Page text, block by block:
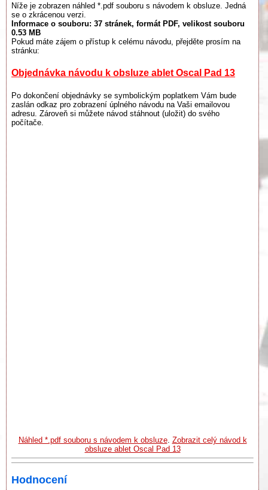
Níže je zobrazen náhled *.pdf souboru s návodem k obsluze. Jedná
se o zkrácenou verzi.
Informace o souboru: 37 stránek, formát PDF, velikost souboru
0.53 MB
Pokud máte zájem o přístup k celému návodu, přejděte prosím na
stránku:
Objednávka návodu k obsluze ablet Oscal Pad 13
Po dokončení objednávky se symbolickým poplatkem Vám bude
zaslán odkaz pro zobrazení úplného návodu na Vaši emailovou
adresu. Zároveň si můžete návod stáhnout (uložit) do svého
počítače.
Náhled *.pdf souboru s návodem k obsluze. Zobrazit celý návod k
obsluze ablet Oscal Pad 13
Hodnocení